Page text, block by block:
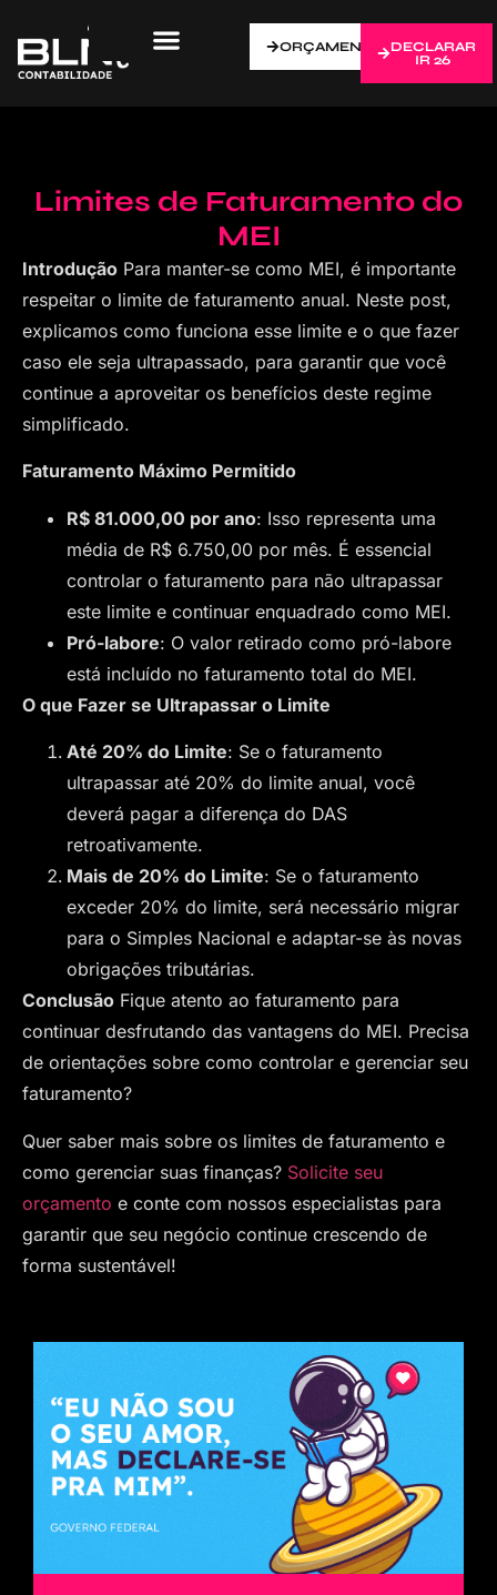
ORÇAMENTO
DECLARAR
IR 26
Limites de Faturamento do
MEI
Introdução Para manter-se como MEI, é importante
respeitar o limite de faturamento anual. Neste post,
explicamos como funciona esse limite e o que fazer
caso ele seja ultrapassado, para garantir que você
continue a aproveitar os benefícios deste regime
simplificado.
Faturamento Máximo Permitido
R$ 81.000,00 por ano: Isso representa uma
média de R$ 6.750,00 por mês. É essencial
controlar o faturamento para não ultrapassar
este limite e continuar enquadrado como MEI.
Pró-labore: O valor retirado como pró-labore
está incluído no faturamento total do MEI.
O que Fazer se Ultrapassar o Limite
Até 20% do Limite: Se o faturamento
ultrapassar até 20% do limite anual, você
deverá pagar a diferença do DAS
retroativamente.
Mais de 20% do Limite: Se o faturamento
exceder 20% do limite, será necessário migrar
para o Simples Nacional e adaptar-se às novas
obrigações tributárias.
Conclusão Fique atento ao faturamento para
continuar desfrutando das vantagens do MEI. Precisa
de orientações sobre como controlar e gerenciar seu
faturamento?
Quer saber mais sobre os limites de faturamento e
como gerenciar suas finanças? Solicite seu
orçamento e conte com nossos especialistas para
garantir que seu negócio continue crescendo de
forma sustentável!